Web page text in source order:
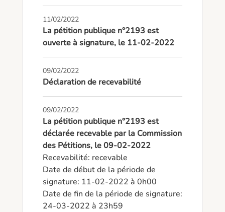
11/02/2022
La pétition publique n°2193 est
ouverte à signature, le 11-02-2022
09/02/2022
Déclaration de recevabilité
09/02/2022
La pétition publique n°2193 est
déclarée recevable par la Commission
des Pétitions, le 09-02-2022
Recevabilité: recevable
Date de début de la période de
signature: 11-02-2022 à 0h00
Date de fin de la période de signature:
24-03-2022 à 23h59